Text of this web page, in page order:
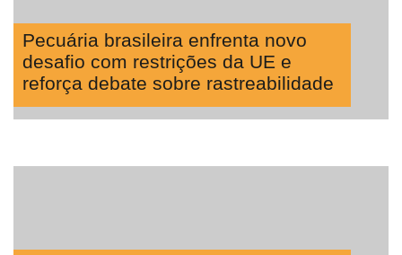
Pecuária brasileira enfrenta novo
desafio com restrições da UE e
reforça debate sobre rastreabilidade